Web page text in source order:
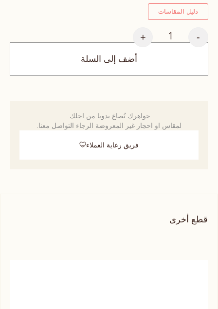
دليل المقاسات
-
+
أضف إلى السلة
جواهرك تُصاغ يدويا من اجلك.
لمقاس او احجار غير المعروضة الرجاء التواصل معنا.
فريق رعاية العملاء
قطع أخرى